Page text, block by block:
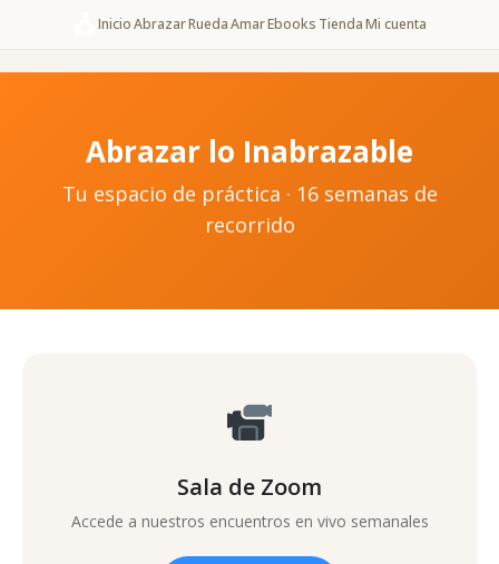
InicioAbrazarRuedaAmarEbooks TiendaMi cuenta
Abrazar lo Inabrazable
Tu espacio de práctica · 16 semanas de
recorrido
Sala de Zoom
Accede a nuestros encuentros en vivo semanales